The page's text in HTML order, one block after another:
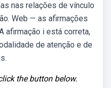
nas relações de vínculo
Web — as afirmações
afirmação i está correta,
de atenção e de
the button below.